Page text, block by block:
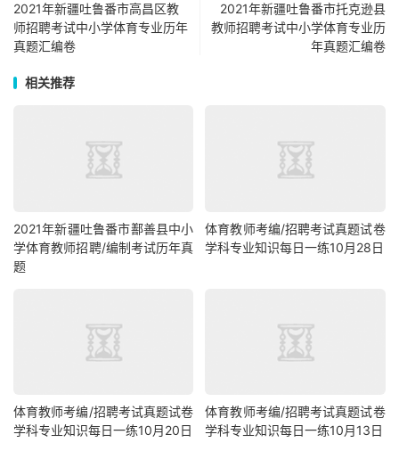
2021年新疆吐鲁番市高昌区教
师招聘考试中小学体育专业历年
真题汇编卷
2021年新疆吐鲁番市托克逊县
教师招聘考试中小学体育专业历
年真题汇编卷
相关推荐
2021年新疆吐鲁番市鄯善县中小
学体育教师招聘/编制考试历年真
题
体育教师考编/招聘考试真题试卷
学科专业知识每日一练10月28日
体育教师考编/招聘考试真题试卷
学科专业知识每日一练10月20日
体育教师考编/招聘考试真题试卷
学科专业知识每日一练10月13日